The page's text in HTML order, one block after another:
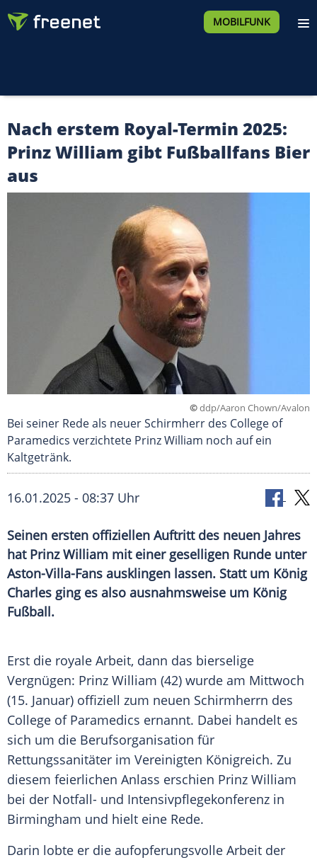
MOBILFUNK
Nach erstem Royal-Termin 2025:
Prinz William gibt Fußballfans Bier
aus
©ddp/Aaron Chown/Avalon
Bei seiner Rede als neuer Schirmherr des College of
Paramedics verzichtete Prinz William noch auf ein
Kaltgetränk.
16.01.2025 - 08:37 Uhr
Seinen ersten offiziellen Auftritt des neuen Jahres
hat Prinz William mit einer geselligen Runde unter
Aston-Villa-Fans ausklingen lassen. Statt um König
Charles ging es also ausnahmsweise um König
Fußball.
Erst die royale Arbeit, dann das bierselige
Vergnügen: Prinz William (42) wurde am Mittwoch
(15. Januar) offiziell zum neuen Schirmherrn des
College of Paramedics ernannt. Dabei handelt es
sich um die Berufsorganisation für
Rettungssanitäter im Vereinigten Königreich. Zu
diesem feierlichen Anlass erschien Prinz William
bei der Notfall- und Intensivpflegekonferenz in
Birmingham und hielt eine Rede.
Darin lobte er die aufopferungsvolle Arbeit der